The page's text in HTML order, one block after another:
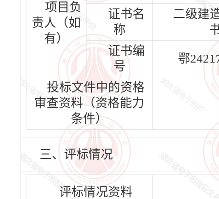
项目负
责人（如
有）
证书名
称
二级建
证书编
号
鄂
投标文件中的资格
审查资料（资格能力
条件）
三、评标情况
评标情况资料